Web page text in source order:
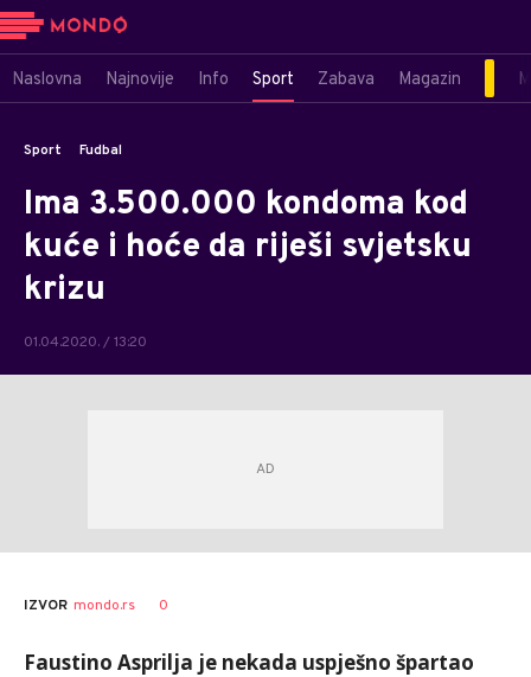
Naslovna Najnovije Info Sport Zabava Magazin
Sport Fudbal
Ima 3.500.000 kondoma kod
kuće i hoće da riješi svjetsku
krizu
01.04.2020. / 13:20
AUTOR Marković
IZVOR mondo.rs 0
Faustino Asprilja je nekada uspješno špartao